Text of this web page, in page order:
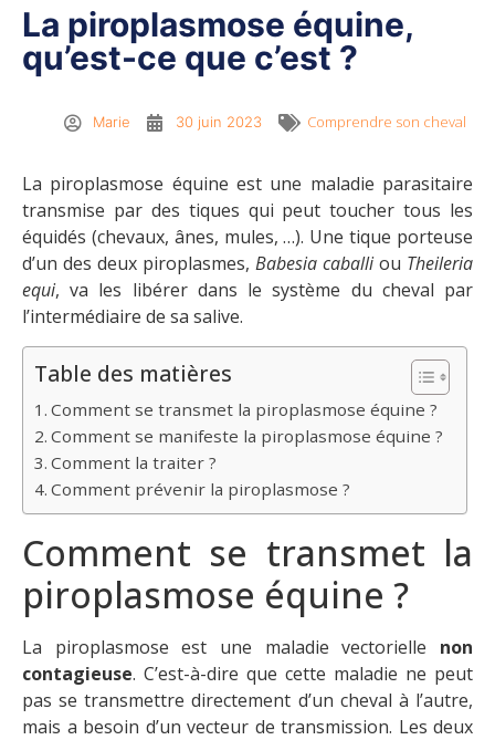
La piroplasmose équine,
qu’est-ce que c’est ?
Marie 30 juin 2023 Comprendre son cheval
La piroplasmose équine est une maladie parasitaire
transmise par des tiques qui peut toucher tous les
équidés (chevaux, ânes, mules, …). Une tique porteuse
d’un des deux piroplasmes, Babesia caballiou Theileria
equi, va les libérer dans le système du cheval par
l’intermédiaire de sa salive.
Table des matières
Comment se transmet la piroplasmose équine ?
Comment se manifeste la piroplasmose équine ?
Comment la traiter ?
Comment prévenir la piroplasmose ?
Comment se transmet la
piroplasmose équine ?
La piroplasmose est une maladie vectorielle non
contagieuse. C’est-à-dire que cette maladie ne peut
pas se transmettre directement d’un cheval à l’autre,
mais a besoin d’un vecteur de transmission. Les deux